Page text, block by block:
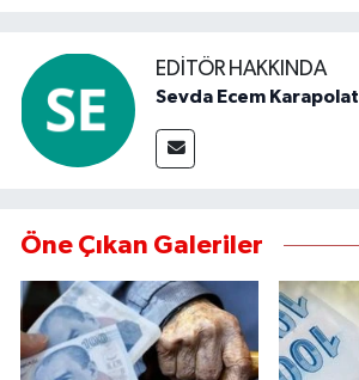
EDITÖR HAKKINDA
Sevda Ecem Karapolat
Öne Çıkan Galeriler